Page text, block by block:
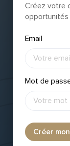
Créez votre
Email
Mot de
Créer